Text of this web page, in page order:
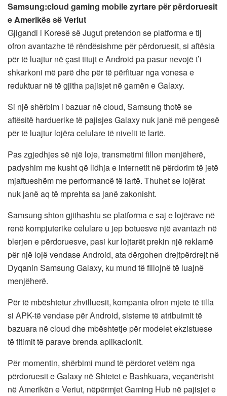
Samsung:cloud gaming mobile zyrtare për përdoruesit
e Amerikës së Veriut
Gjigandi i Koresë së Jugut pretendon se platforma e tij
ofron avantazhe të rëndësishme për përdoruesit, si aftësia
për të luajtur në çast titujt e Android pa pasur nevojë t’i
shkarkoni më parë dhe për të përfituar nga vonesa e
reduktuar në të gjitha pajisjet në gamën e Galaxy.
Si një shërbim i bazuar në cloud, Samsung thotë se
aftësitë harduerike të pajisjes Galaxy nuk janë më pengesë
për të luajtur lojëra celulare të nivelit të lartë.
Pas zgjedhjes së një loje, transmetimi fillon menjëherë,
padyshim me kusht që lidhja e internetit në përdorim të jetë
mjaftueshëm me performancë të lartë. Thuhet se lojërat
nuk janë aq të mprehta sa janë zakonisht.
Samsung shton gjithashtu se platforma e saj e lojërave në
renë kompjuterike celulare u jep botuesve një avantazh në
blerjen e përdoruesve, pasi kur lojtarët prekin një reklamë
për një lojë vendase Android, ata dërgohen drejtpërdrejt në
Dyqanin Samsung Galaxy, ku mund të fillojnë të luajnë
menjëherë.
Për të mbështetur zhvilluesit, kompania ofron mjete të tilla
si APK-të vendase për Android, sisteme të atribuimit të
bazuara në cloud dhe mbështetje për modelet ekzistuese
të fitimit të parave brenda aplikacionit.
Për momentin, shërbimi mund të përdoret vetëm nga
përdoruesit e Galaxy në Shtetet e Bashkuara, veçanërisht
në Amerikën e Veriut, nëpërmjet Gaming Hub në pajisjet e